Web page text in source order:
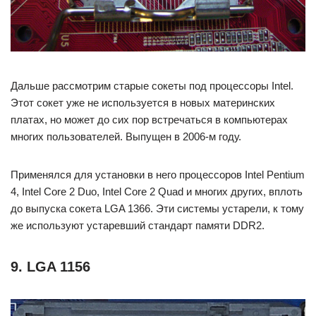
Дальше рассмотрим старые сокеты под процессоры Intel.
Этот сокет уже не используется в новых материнских
платах, но может до сих пор встречаться в компьютерах
многих пользователей. Выпущен в 2006-м году.
Применялся для установки в него процессоров Intel Pentium
4, Intel Core 2 Duo, Intel Core 2 Quad и многих других, вплоть
до выпуска сокета LGA 1366. Эти системы устарели, к тому
же используют устаревший стандарт памяти DDR2.
9. LGA 1156